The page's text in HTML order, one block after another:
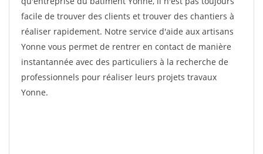
facile de trouver des clients et trouver des chantiers à
réaliser rapidement. Notre service d'aide aux artisans
Yonne vous permet de rentrer en contact de manière
instantannée avec des particuliers à la recherche de
professionnels pour réaliser leurs projets travaux
Yonne.